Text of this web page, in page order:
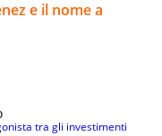
e il nome a
tra gli investimenti